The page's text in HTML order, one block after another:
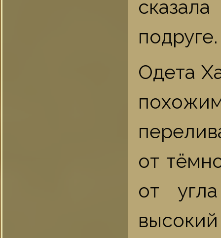
подруге.
Одета
от
от